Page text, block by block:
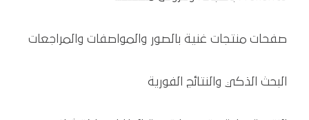
صفحات منتجات غنية بالصور والمواصفات والمراجعات
البحث الذكي والنتائج الفورية